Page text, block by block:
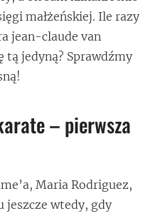
małżeńskiej. Ile razy
jean-claude van
tą jedyną? Sprawdźmy
– pierwsza
Maria Rodriguez,
jeszcze wtedy, gdy